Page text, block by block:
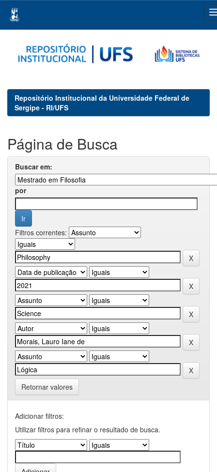
navigation
Repositório Institucional da Universidade Federal de
Sergipe - RI/UFS
Página de Busca
Buscar em:
por
Filtros correntes:
Retornar valores
Adicionar filtros:
Utilizar filtros para refinar o resultado de busca.